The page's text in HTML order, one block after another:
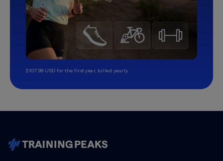
$107.99 USD for the first year, billed yearly.